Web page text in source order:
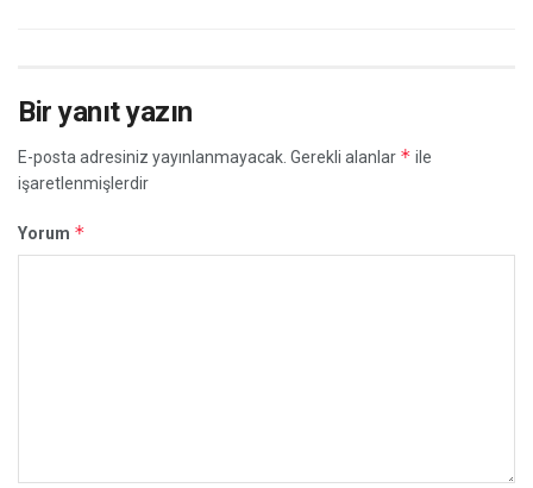
Bir yanıt yazın
E-posta adresiniz yayınlanmayacak. Gerekli alanlar * ile
işaretlenmişlerdir
Yorum *